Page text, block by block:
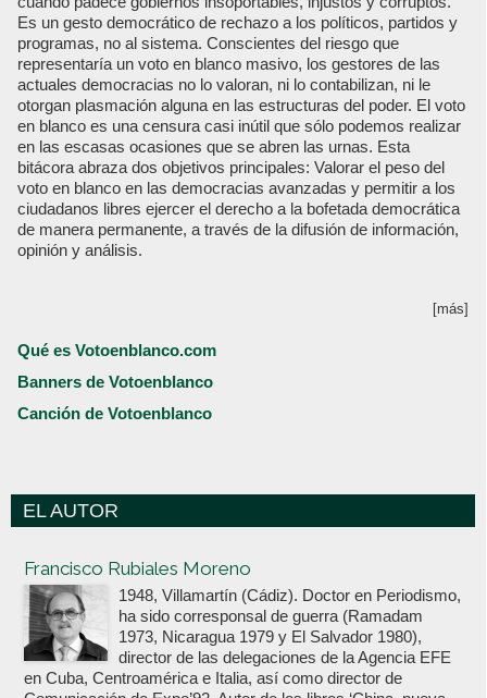
Es un gesto democrático de rechazo a los políticos, partidos y
programas, no al sistema. Conscientes del riesgo que
representaría un voto en blanco masivo, los gestores de las
actuales democracias no lo valoran, ni lo contabilizan, ni le
otorgan plasmación alguna en las estructuras del poder. El voto
en blanco es una censura casi inútil que sólo podemos realizar
en las escasas ocasiones que se abren las urnas. Esta
bitácora abraza dos objetivos principales: Valorar el peso del
voto en blanco en las democracias avanzadas y permitir a los
ciudadanos libres ejercer el derecho a la bofetada democrática
de manera permanente, a través de la difusión de información,
opinión y análisis.
[más]
Qué es Votoenblanco.com
Banners de Votoenblanco
Canción de Votoenblanco
EL AUTOR
Francisco Rubiales Moreno
1948, Villamartín (Cádiz). Doctor en Periodismo,
ha sido corresponsal de guerra (Ramadam
1973, Nicaragua 1979 y El Salvador 1980),
director de las delegaciones de la Agencia EFE
en Cuba, Centroamérica e Italia, así como director de